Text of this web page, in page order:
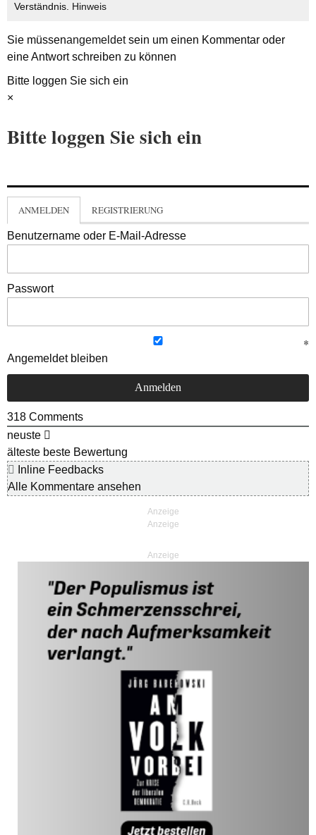
Verständnis. Hinweis
Sie müssenangemeldetsein um einen Kommentar oder
eine Antwort schreiben zu können
Bitte loggen Sie sich ein
×
Bitte loggen Sie sich ein
ANMELDEN REGISTRIERUNG
Benutzername oder E-Mail-Adresse
Passwort
Angemeldet bleiben
318 Comments
neuste
älteste beste Bewertung
Inline Feedbacks
Alle Kommentare ansehen
Anzeige